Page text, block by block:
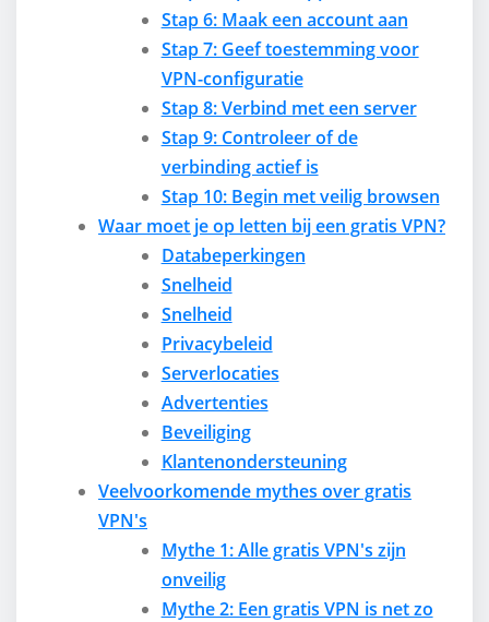
Stap 6: Maak een account aan
Stap 7: Geef toestemming voor
VPN-configuratie
Stap 8: Verbind met een server
Stap 9: Controleer of de
verbinding actief is
Stap 10: Begin met veilig browsen
Waar moet je op letten bij een gratis VPN?
Databeperkingen
Snelheid
Snelheid
Privacybeleid
Serverlocaties
Advertenties
Beveiliging
Klantenondersteuning
Veelvoorkomende mythes over gratis
VPN's
Mythe 1: Alle gratis VPN's zijn
onveilig
Mythe 2: Een gratis VPN is net zo